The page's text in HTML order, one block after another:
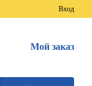
Вход
Мой заказ